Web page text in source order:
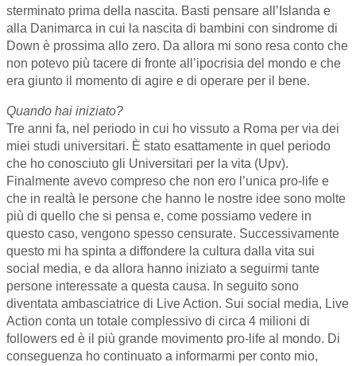
sterminato prima della nascita. Basti pensare all’Islanda e
alla Danimarca in cui la nascita di bambini con sindrome di
Down è prossima allo zero. Da allora mi sono resa conto che
non potevo più tacere di fronte all’ipocrisia del mondo e che
era giunto il momento di agire e di operare per il bene.
Quando hai iniziato?
Tre anni fa, nel periodo in cui ho vissuto a Roma per via dei
miei studi universitari. È stato esattamente in quel periodo
che ho conosciuto gli Universitari per la vita (Upv).
Finalmente avevo compreso che non ero l’unica pro-life e
che in realtà le persone che hanno le nostre idee sono molte
più di quello che si pensa e, come possiamo vedere in
questo caso, vengono spesso censurate. Successivamente
questo mi ha spinta a diffondere la cultura dalla vita sui
social media, e da allora hanno iniziato a seguirmi tante
persone interessate a questa causa. In seguito sono
diventata ambasciatrice di Live Action. Sui social media, Live
Action conta un totale complessivo di circa 4 milioni di
followers ed è il più grande movimento pro-life al mondo. Di
conseguenza ho continuato a informarmi per conto mio,